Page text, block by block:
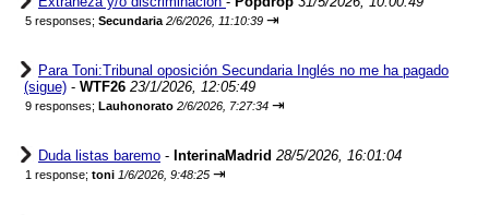
5 responses; Secundaria 2/6/2026, 11:10:39 ⇥
Para Toni:Tribunal oposición Secundaria Inglés no me ha pagado
(sigue) - WTF26 23/1/2026, 12:05:49
9 responses; Lauhonorato 2/6/2026, 7:27:34 ⇥
Duda listas baremo - InterinaMadrid 28/5/2026, 16:01:04
1 response; toni 1/6/2026, 9:48:25 ⇥